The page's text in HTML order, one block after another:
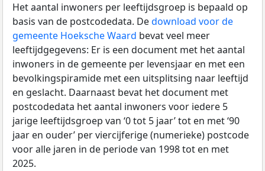
Het aantal inwoners per leeftijdsgroep is bepaald op
basis van de postcodedata. Dedownload voor de
gemeente Hoeksche Waard bevat veel meer
leeftijdgegevens: Er is een document met het aantal
inwoners in de gemeente per levensjaar en met een
bevolkingspiramide met een uitsplitsing naar leeftijd
en geslacht. Daarnaast bevat het document met
postcodedata het aantal inwoners voor iedere 5
jarige leeftijdsgroep van ‘0 tot 5 jaar’ tot en met ‘90
jaar en ouder’ per viercijferige (numerieke) postcode
voor alle jaren in de periode van 1998 tot en met
2025.